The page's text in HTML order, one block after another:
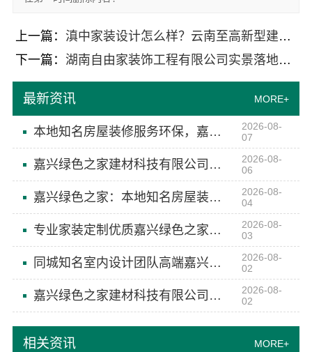
上一篇： 滇中家装设计怎么样？云南至高新型建材有限公司告诉你
下一篇： 湖南自由家装饰工程有限公司实景落地，整装划算吗？
最新资讯 MORE+
本地知名房屋装修服务环保，嘉兴绿色之家建材科技有限公司
2026-08-
07
嘉兴绿色之家建材科技有限公司：同城口碑家装机构实惠
2026-08-
06
嘉兴绿色之家：本地知名房屋装修服务环保，甲醛控制达标
2026-08-
04
专业家装定制优质嘉兴绿色之家建材科技有限公司
2026-08-
03
同城知名室内设计团队高端嘉兴绿色之家建材科技有限公司
2026-08-
02
嘉兴绿色之家建材科技有限公司同城专业家装团队环保
2026-08-
02
相关资讯 MORE+